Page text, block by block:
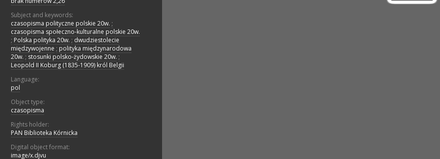
Subject and keywords:
czasopisma polityczne polskie 20w. ;
czasopisma społeczno-kulturalne polskie 20w.
; Polska polityka 20w. ; dwudziestolecie
międzywojenne ; polityka międzynarodowa
20w. ; stosunki polsko-żydowskie 20w. ;
Leopold II Koburg (1835-1909) król Belgii
Language:
pol
Object type:
czasopisma
Rights holder:
PAN Biblioteka Kórnicka
Digital object format:
image/x.djvu